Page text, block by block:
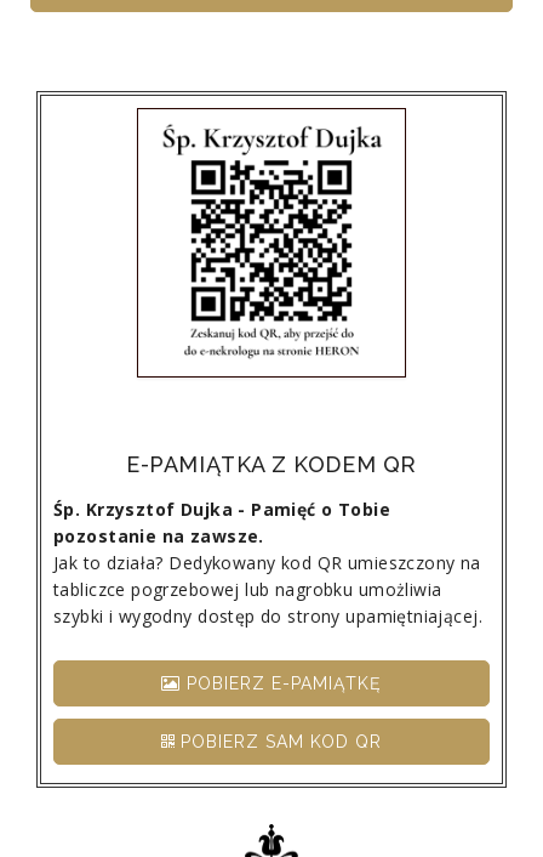
E-PAMIĄTKA Z KODEM QR
Śp. Krzysztof Dujka - Pamięć o Tobie
pozostanie na zawsze.
Jak to działa? Dedykowany kod QR umieszczony na
tabliczce pogrzebowej lub nagrobku umożliwia
szybki i wygodny dostęp do strony upamiętniającej.
POBIERZ E-PAMIĄTKĘ
POBIERZ SAM KOD QR